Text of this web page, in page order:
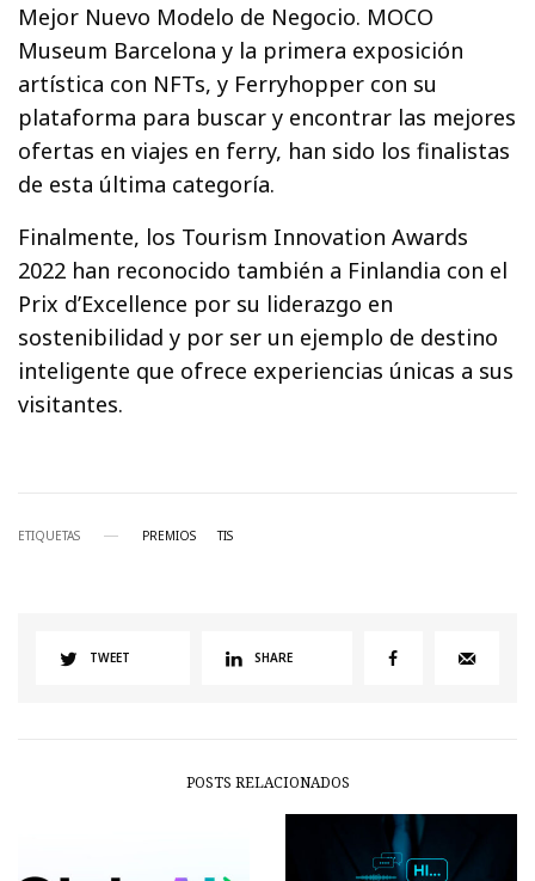
Mejor Nuevo Modelo de Negocio. MOCO
Museum Barcelona y la primera exposición
artística con NFTs, y Ferryhopper con su
plataforma para buscar y encontrar las mejores
ofertas en viajes en ferry, han sido los finalistas
de esta última categoría.
Finalmente, los Tourism Innovation Awards
2022 han reconocido también a Finlandia con el
Prix d’Excellence por su liderazgo en
sostenibilidad y por ser un ejemplo de destino
inteligente que ofrece experiencias únicas a sus
visitantes.
ETIQUETAS PREMIOS TIS
TWEET SHARE
POSTS RELACIONADOS